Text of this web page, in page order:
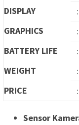
DISPLAY
GRAPHICS
BATTERY LIFE
WEIGHT
PRICE
Sensor